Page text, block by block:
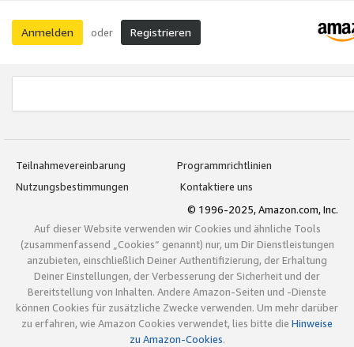
Anmelden oder Registrieren
Teilnahmevereinbarung
Programmrichtlinien
Nutzungsbestimmungen
Kontaktiere uns
© 1996-2025, Amazon.com, Inc.
Auf dieser Website verwenden wir Cookies und ähnliche Tools
(zusammenfassend „Cookies“ genannt) nur, um Dir Dienstleistungen
anzubieten, einschließlich Deiner Authentifizierung, der Erhaltung
Deiner Einstellungen, der Verbesserung der Sicherheit und der
Bereitstellung von Inhalten. Andere Amazon-Seiten und -Dienste
können Cookies für zusätzliche Zwecke verwenden. Um mehr darüber
zu erfahren, wie Amazon Cookies verwendet, lies bitte die Hinweise
zu Amazon-Cookies.